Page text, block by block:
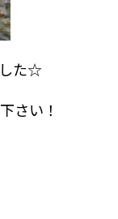
した☆
さい！